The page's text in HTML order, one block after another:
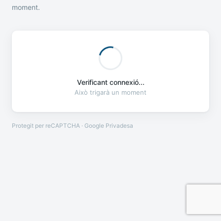
moment.
Verificant connexió...
Això trigarà un moment
Protegit per reCAPTCHA · Google Privadesa